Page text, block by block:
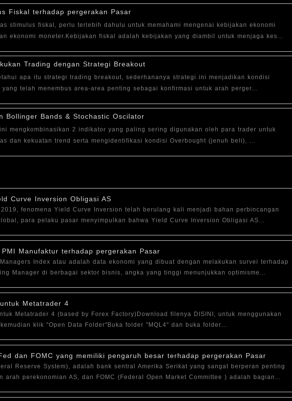
Fiskal terhadap pergerakan Pasar
stimulus fiskal, perlu terlebih dahulu untuk memahami mengenai kebijakan ekonomi
ekonomi moneter.Kebijakan fiskal adalah kebijakan yang diambil untuk menjaga kes...
Trading dengan Strategi Breakout
apa itu strategi trading breakout, sederhananya strategi ini menjadikan kondisi
telah menembus area-area penting sebagai konfirmasi untuk arah perger...
Bollinger Bands & Stochastic Oscilator
mengkombinasikan 2 indikator yang paling sering digunakan oleh para trader untuk
dan kekuatan trend serta mengidentifikasi kondisi Overbought (jenuh beli), ...
Curve Inversion Obligasi AS
fenomena Yield Curve Inversion telah berulang kali menjadi bahan perbincangan
para pelaku pasar menyimpulkan bahwa Yield Curve Inversion Obligasi AS…
PMI Manufaktur terhadap pergerakan Pasar
Index atau adalah data ekonomi yang dibuat dengan melakukan survei terhadap
Manager di berbagai sektor bisnis, angka yang tinggi menunjukkan optimisme…
Metatrader 4
Metatrader 4 (based by Forex Factory)Download filenya DISINI, untuk menggunakan
klik "Open Data Folder"Buka folder "MQL4" dan buka folder…
dan FOMC yang memiliki pengaruh besar terhadap pergerakan Pasar
Reserve System), adalah bank sentral Amerika Serikat yang sangat berperan penting
arah perekonomian AS, dan FOMC (Federal Open Market Committee ) adalah bagian…